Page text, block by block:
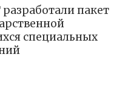
пакет
специальных